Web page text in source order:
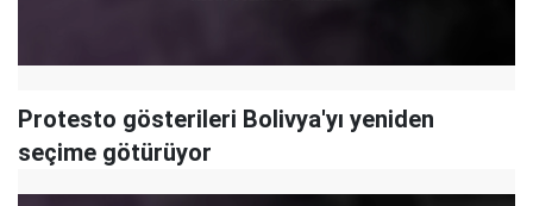
Protesto gösterileri Bolivya'yı yeniden
seçime götürüyor